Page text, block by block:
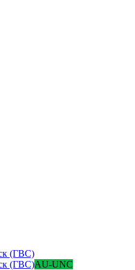
AU-UNC